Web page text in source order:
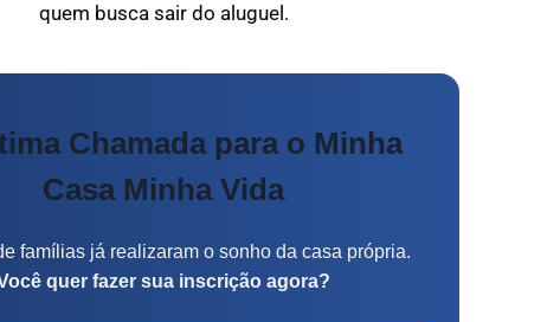
quem busca sair do aluguel.
Chamada para o Minha
Casa Minha Vida
famílias já realizaram o sonho da casa própria.
quer fazer sua inscrição agora?